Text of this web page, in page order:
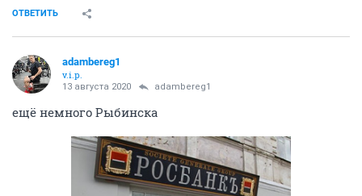
ОТВЕТИТЬ
adambereg1
v.i.p.
13 августа 2020 adambereg1
ещё немного Рыбинска